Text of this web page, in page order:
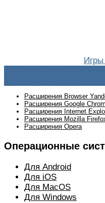
Игры
по
записям
Расширения Browser
Расширения Google
Расширения Internet
Расширения Mozilla
Расширения Opera
Операционные
Для Android
Для iOS
Для MacOS
Для Windows